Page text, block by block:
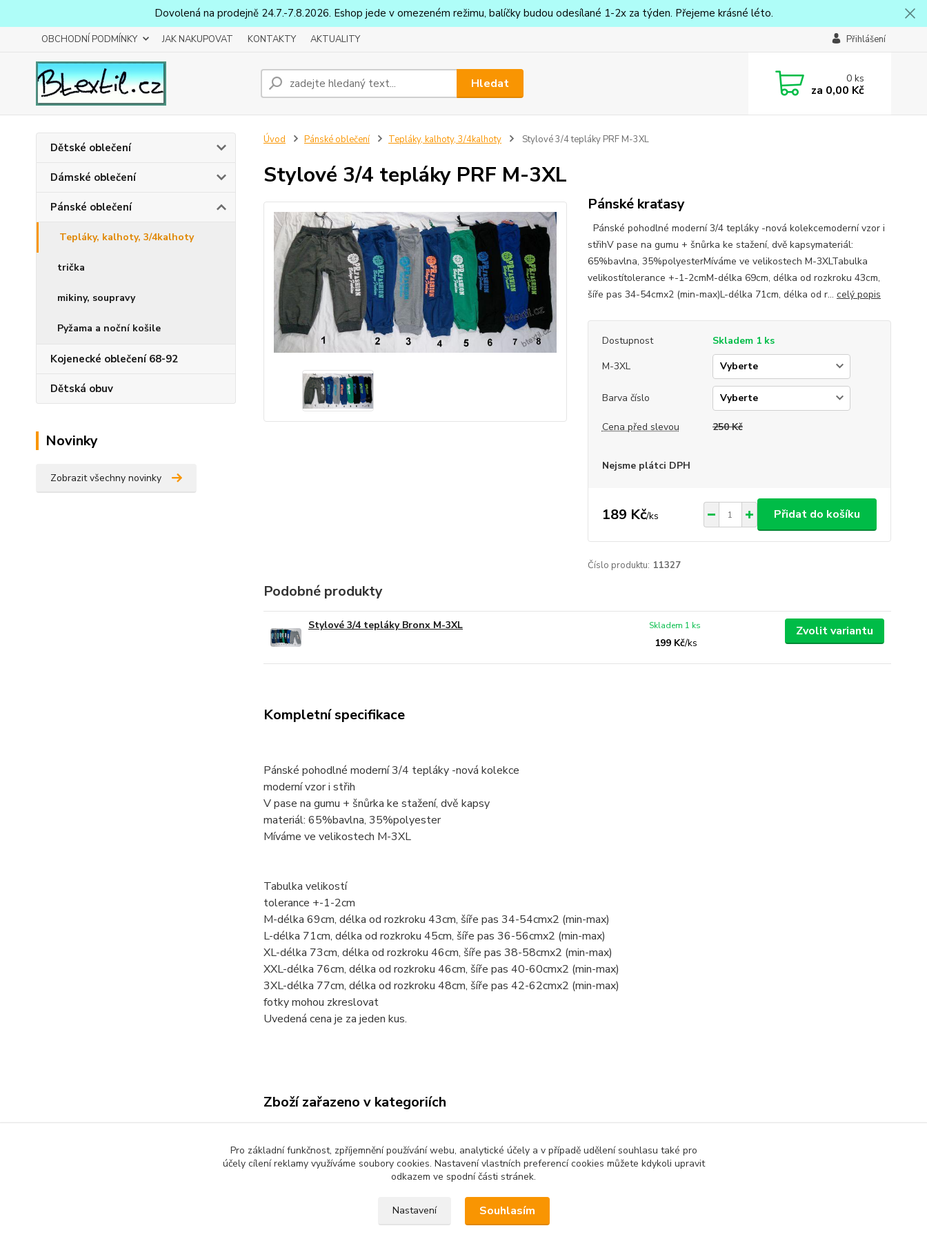
Dovolená na prodejně 24.7.-7.8.2026. Eshop jede v omezeném režimu, balíčky budou odesílané 1-2x za týden. Přejeme krásné léto.
OBCHODNÍ PODMÍNKY JAK NAKUPOVAT KONTAKTY AKTUALITY Přihlášení
Hledat 0ks
za 0,00 Kč
Dětské oblečení
Dámské oblečení
Pánské oblečení
Tepláky, kalhoty, 3/4kalhoty
trička
mikiny, soupravy
Pyžama a noční košile
Kojenecké oblečení 68-92
Dětská obuv
Novinky
Zobrazit všechny novinky
Úvod Pánské oblečení Tepláky, kalhoty, 3/4kalhoty Stylové 3/4 tepláky PRF M-3XL
Stylové 3/4 tepláky PRF M-3XL
Pánské kraťasy
Pánské pohodlné moderní 3/4 tepláky -nová kolekcemoderní vzor i
střihV pase na gumu + šnůrka ke stažení, dvě kapsymateriál:
65%bavlna, 35%polyesterMíváme ve velikostech M-3XLTabulka
velikostítolerance +-1-2cmM-délka 69cm, délka od rozkroku 43cm,
šíře pas 34-54cmx2 (min-max)L-délka 71cm, délka od r... celý popis
Dostupnost
Skladem 1 ks
M-3XL
Barva číslo
Cena před slevou 250 Kč
Nejsme plátci DPH
189 Kč/ks Přidat do košíku
Číslo produktu: 11327
Podobné produkty
Stylové 3/4 tepláky Bronx M-3XL
199 Kč/ks
Skladem 1 ks Zvolit variantu
Kompletní specifikace
Pánské pohodlné moderní 3/4 tepláky -nová kolekce
moderní vzor i střih
V pase na gumu + šnůrka ke stažení, dvě kapsy
materiál: 65%bavlna, 35%polyester
Míváme ve velikostech M-3XL
Tabulka velikostí
tolerance +-1-2cm
M-délka 69cm, délka od rozkroku 43cm, šíře pas 34-54cmx2 (min-max)
L-délka 71cm, délka od rozkroku 45cm, šíře pas 36-56cmx2 (min-max)
XL-délka 73cm, délka od rozkroku 46cm, šíře pas 38-58cmx2 (min-max)
XXL-délka 76cm, délka od rozkroku 46cm, šíře pas 40-60cmx2 (min-max)
3XL-délka 77cm, délka od rozkroku 48cm, šíře pas 42-62cmx2 (min-max)
fotky mohou zkreslovat
Uvedená cena je za jeden kus.
Zboží zařazeno v kategoriích
3/4kalhoty
Pro základní funkčnost, zpříjemnění používání webu, analytické účely a v případě udělení souhlasu také pro
účely cílení reklamy využíváme soubory cookies. Nastavení vlastních preferencí cookies můžete kdykoli upravit
odkazem ve spodní části stránek.
Nastavení Souhlasím